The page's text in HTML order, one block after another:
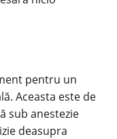
pentru un
Aceasta este de
sub anestezie
deasupra